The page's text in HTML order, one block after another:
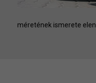
méretének ismerete